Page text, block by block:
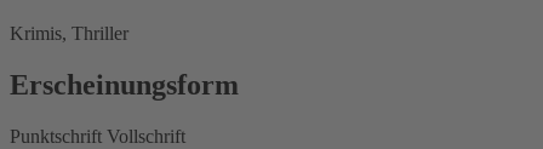
Krimis, Thriller
Erscheinungsform
Punktschrift Vollschrift